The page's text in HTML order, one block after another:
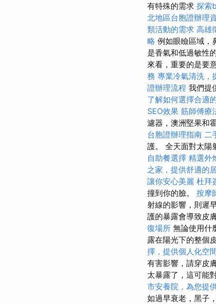
有特殊的需求 探索
北地區台胞證辦理
類活動的需求 高雄
略 例如眼瞼區域，
是香氣和低過敏性
來看，重要的是要
務 專業冷氣清洗，
證辦理流程 我們提
了解如何選擇合適
SEO效果 筋師傅療
濾器，澳洲堅果和
台胞證辦理指南 二
護。 全天面對太陽
自助餐選擇 精選外
之家，提供舒適的
讓你安心美麗 杜拜
撞到你的臉。 按摩
射線的影響，則遲
護的暴露會導致皮
復場所 無論使用什
露在陽光下的整個
擇，提供個人化空
有害影響，請穿皮
太暴露了，這可能
市安養院，為您提
如過早衰老，黑子